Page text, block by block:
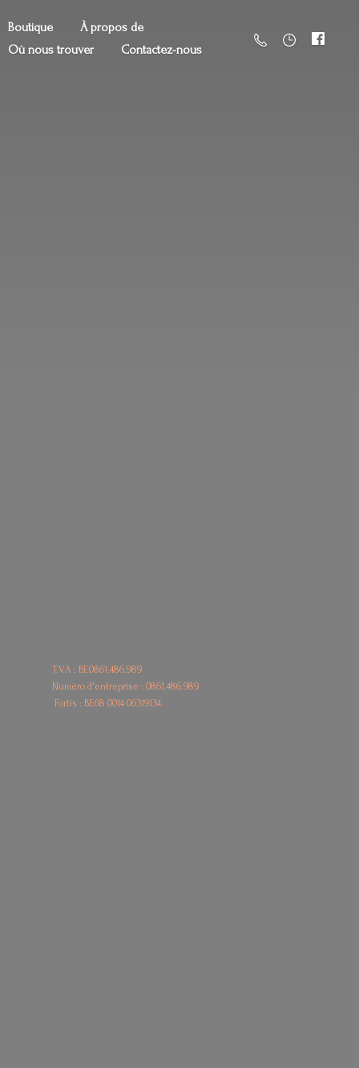
Boutique
À propos de
Où nous trouver
Contactez-nous
T.V.A : BE0861.486.989
Numéro d'entreprise : 0861.486.989
Fortis : BE680014 06319134.